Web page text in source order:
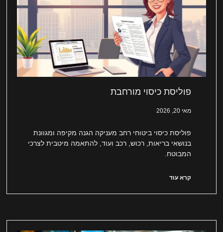
פוליסת כיסוי מורחבת
מאי 20, 2026
פוליסת כיסוי ביטוחי רחב מעניקה הגנה מקיפה ומגוונת
בנושאי בריאות, רכוש, רכב ועוד, להתאמה מיטבית לצרכי
המבוטח.
קרא עוד